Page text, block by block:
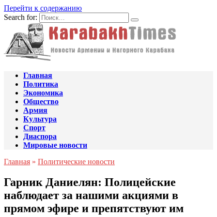
Перейти к содержанию
Search for:
Главная
Политика
Экономика
Общество
Армия
Культура
Спорт
Диаспора
Мировые новости
Главная » Политические новости
Гарник Даниелян: Полицейские
наблюдает за нашими акциями в
прямом эфире и препятствуют им